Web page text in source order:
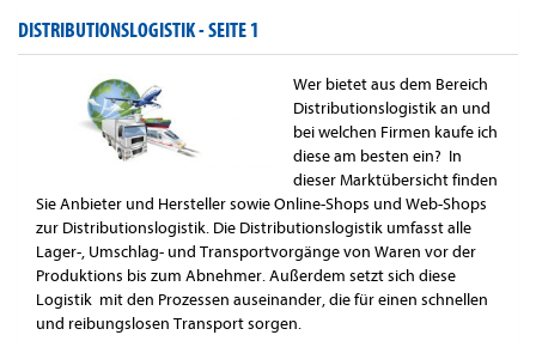
DISTRIBUTIONSLOGISTIK -SEITE 1
Wer bietet aus dem Bereich
Distributionslogistik an und
bei welchen Firmen kaufe ich
diese am besten ein? In
dieser Marktübersicht finden
Sie Anbieter und Hersteller sowie Online-Shops und Web-Shops
zur Distributionslogistik. Die Distributionslogistik umfasst alle
Lager-, Umschlag- und Transportvorgänge von Waren vor der
Produktions bis zum Abnehmer. Außerdem setzt sich diese
Logistik mit den Prozessen auseinander, die für einen schnellen
und reibungslosen Transport sorgen.